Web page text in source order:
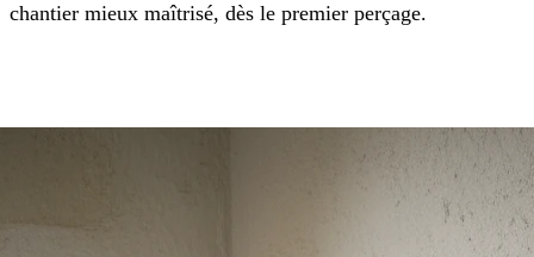
chantier mieux maîtrisé, dès le premier perçage.